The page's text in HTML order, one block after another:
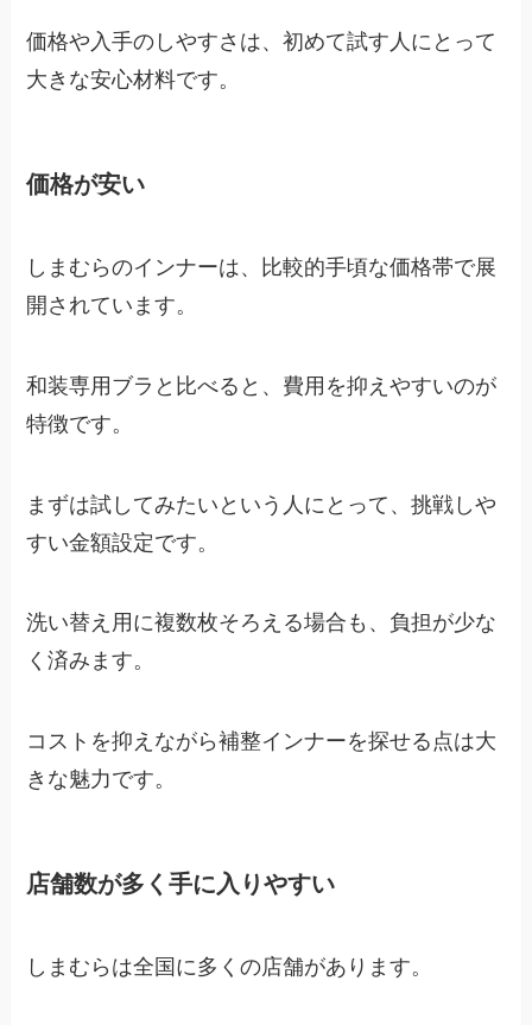
価格や入手のしやすさは、初めて試す人にとって
大きな安心材料です。
価格が安い
しまむらのインナーは、比較的手頃な価格帯で展
開されています。
和装専用ブラと比べると、費用を抑えやすいのが
特徴です。
まずは試してみたいという人にとって、挑戦しや
すい金額設定です。
洗い替え用に複数枚そろえる場合も、負担が少な
く済みます。
コストを抑えながら補整インナーを探せる点は大
きな魅力です。
店舗数が多く手に入りやすい
しまむらは全国に多くの店舗があります。